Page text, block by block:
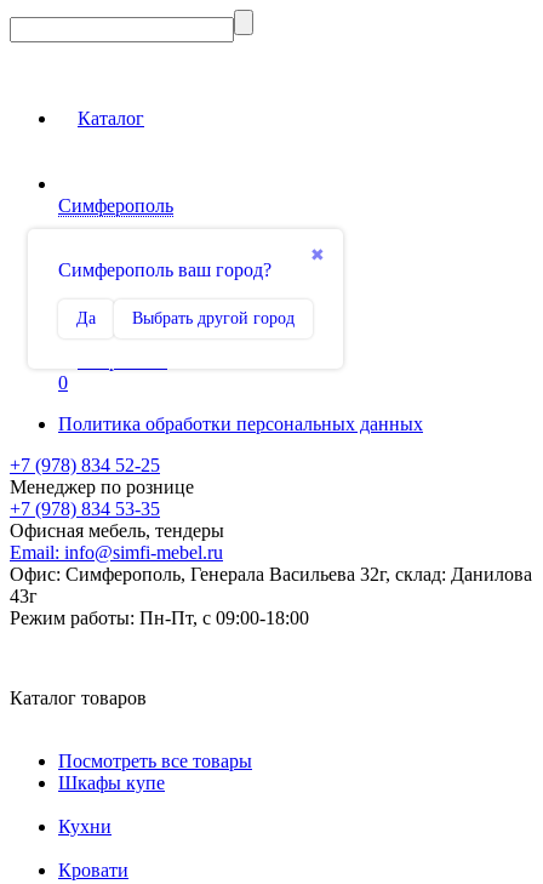
Каталог
Симферополь
✖
Симферополь ваш город?
Да Выбрать другой город
Сравнение
0
Политика обработки персональных данных
+7 (978) 834 52-25
Менеджер по рознице
+7 (978) 834 53-35
Офисная мебель, тендеры
Email: info@simfi-mebel.ru
Офис: Симферополь, Генерала Васильева 32г, склад: Данилова
43г
Режим работы: Пн-Пт, с 09:00-18:00
Каталог товаров
Посмотреть все товары
Шкафы купе
Кухни
Кровати